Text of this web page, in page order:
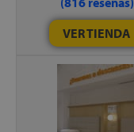
VER TIENDA